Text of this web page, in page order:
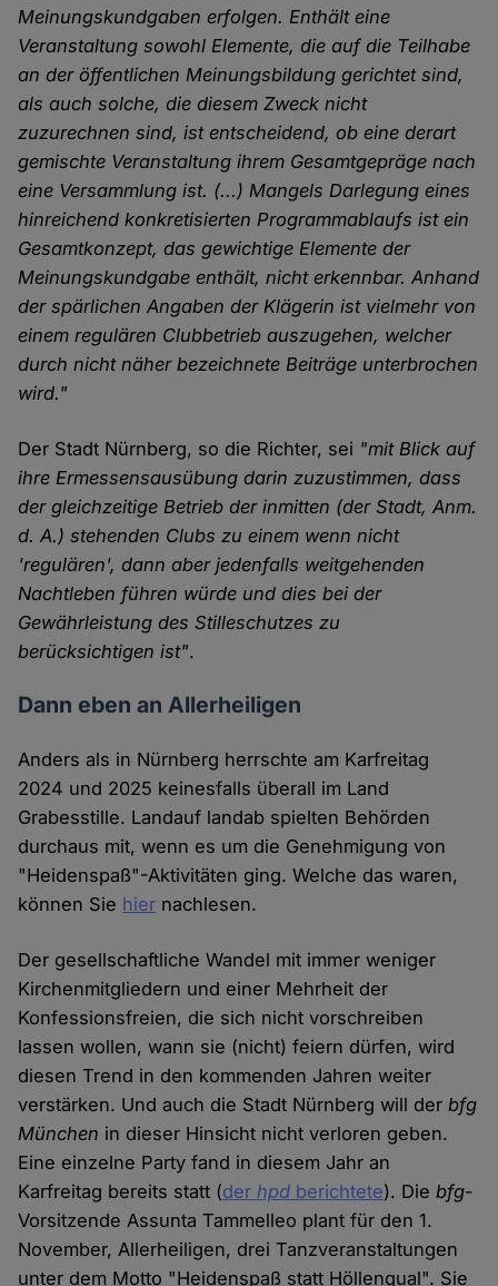
Meinungskundgaben erfolgen. Enthält eine
Veranstaltung sowohl Elemente, die auf die Teilhabe
an der öffentlichen Meinungsbildung gerichtet sind,
als auch solche, die diesem Zweck nicht
zuzurechnen sind, ist entscheidend, ob eine derart
gemischte Veranstaltung ihrem Gesamtgepräge nach
eine Versammlung ist. (...) Mangels Darlegung eines
hinreichend konkretisierten Programmablaufs ist ein
Gesamtkonzept, das gewichtige Elemente der
Meinungskundgabe enthält, nicht erkennbar. Anhand
der spärlichen Angaben der Klägerin ist vielmehr von
einem regulären Clubbetrieb auszugehen, welcher
durch nicht näher bezeichnete Beiträge unterbrochen
wird."
Der Stadt Nürnberg, so die Richter, sei "mit Blick auf
ihre Ermessensausübung darin zuzustimmen, dass
der gleichzeitige Betrieb der inmitten (der Stadt, Anm.
d. A.) stehenden Clubs zu einem wenn nicht
'regulären', dann aber jedenfalls weitgehenden
Nachtleben führen würde und dies bei der
Gewährleistung des Stilleschutzes zu
berücksichtigen ist".
Dann eben an Allerheiligen
Anders als in Nürnberg herrschte am Karfreitag
2024 und 2025 keinesfalls überall im Land
Grabesstille. Landauf landab spielten Behörden
durchaus mit, wenn es um die Genehmigung von
"Heidenspaß"-Aktivitäten ging. Welche das waren,
können Sie hier nachlesen.
Der gesellschaftliche Wandel mit immer weniger
Kirchenmitgliedern und einer Mehrheit der
Konfessionsfreien, die sich nicht vorschreiben
lassen wollen, wann sie (nicht) feiern dürfen, wird
diesen Trend in den kommenden Jahren weiter
verstärken. Und auch die Stadt Nürnberg will derbfg
München in dieser Hinsicht nicht verloren geben.
Eine einzelne Party fand in diesem Jahr an
Karfreitag bereits statt (der hpd berichtete). Diebfg-
Vorsitzende Assunta Tammelleo plant für den 1.
November, Allerheiligen, drei Tanzveranstaltungen
unter dem Motto "Heidenspaß statt Höllenqual". Sie